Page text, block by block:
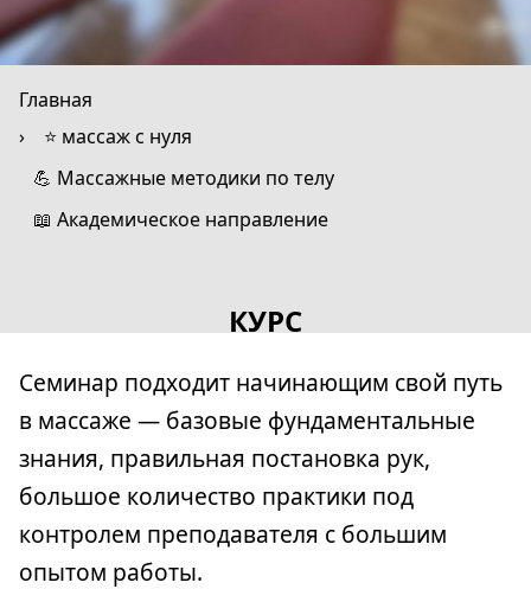
Главная
⭐ массаж с нуля
💪 Массажные методики по телу
📖 Академическое направление
КУРС
Семинар подходит начинающим свой путь
в массаже — базовые фундаментальные
знания, правильная постановка рук,
большое количество практики под
контролем преподавателя с большим
опытом работы.